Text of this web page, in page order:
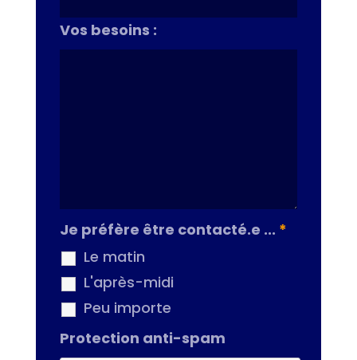
Vos besoins :
Je préfère être contacté.e ... *
Le matin
L'après-midi
Peu importe
Protection anti-spam